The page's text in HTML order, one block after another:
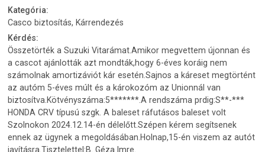
Kategória:
Casco biztosítás, Kárrendezés
Kérdés:
Összetörték a Suzuki Vitarámat.Amikor megvettem újonnan és
a cascot ajánlották azt mondták,hogy 6-éves koráig nem
számolnak amortizáviót kár esetén.Sajnos a káreset megtörtént
az autóm 5-éves múlt és a károkozóm az Unionnál van
biztosítva.Kötvényszáma:5*******.A rendszáma prdig:S**-***
HONDA CRV típusú szgk. A baleset ráfutásos baleset volt
Szolnokon 2024.12.14-én délelőtt.Szépen kérem segítsenek
ennek az ügynek a megoldásában.Holnap,15-én viszem az autót
javításra.Tisztelettel:B. Géza Imre.